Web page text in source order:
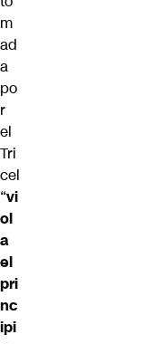
m
ad
a
po
r
el
Tri
cel
“vi
ol
a
el
pri
nc
ipi